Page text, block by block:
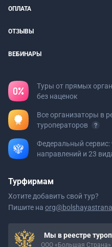
ОПЛАТА
ОТЗЫВЫ
ВЕБИНАРЫ
Туры от прямых
без наценок
Все организаторы в
туроператоров
Федеральный сервис:
направлений и 23
Турфирмам
Хотите добавить свой тур?
Пишите на
Мы в реестре
ООО «Большая